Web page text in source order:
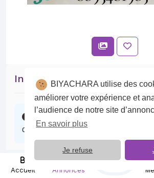
BIYACHARA utilise des
améliorer votre expérience et
l’audience de notre site
En savoir plus
Je refuse
Intéressé par cette annonce
Contactez l’annonceur, il se fera
d’échanger avec vous.
Accueil Annonces
Publier